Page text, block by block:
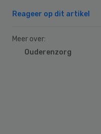
Reageer op dit artikel
Meer over:
Ouderenzorg